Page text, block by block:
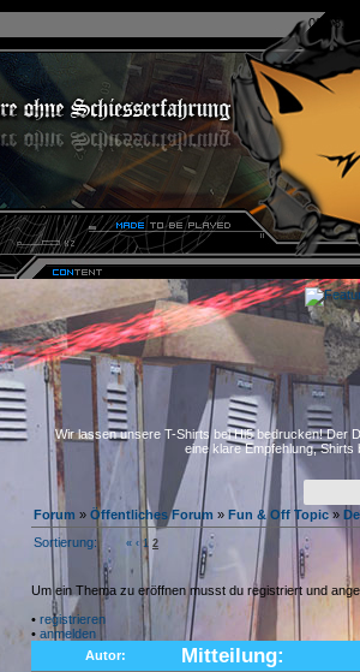
Wir lassen unsere T-Shirts bei Hi5 bedrucken! Der
eine klare Empfehlung,
Forum » Öffentliches Forum » Fun & Off Topic»
Sortierung:
« ‹ 1 2
Um ein Thema zu eröffnen musst du registriert und
• registrieren
• anmelden
Autor:
Mitteilung: